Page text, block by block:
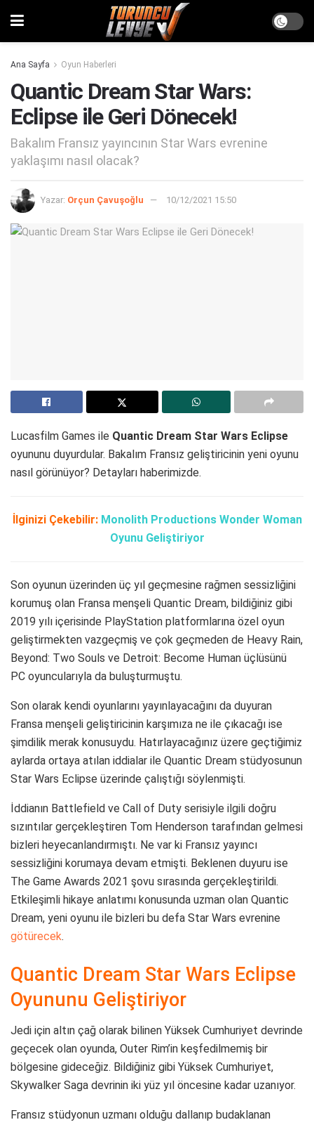
Ana Sayfa Oyun Haberleri
Quantic Dream Star Wars:
Eclipse ile Geri Dönecek!
Bakalım Fransız yayıncının Star Wars evrenine
yaklaşımı nasıl olacak?
Yazar: Orçun Çavuşoğlu 10/12/2021 15:50
Lucasfilm Games ile Quantic Dream Star Wars Eclipse
oyununu duyurdular. Bakalım Fransız geliştiricinin yeni oyunu
nasıl görünüyor? Detayları haberimizde.
İlginizi Çekebilir: Monolith Productions Wonder Woman
Oyunu Geliştiriyor
Son oyunun üzerinden üç yıl geçmesine rağmen sessizliğini
korumuş olan Fransa menşeli Quantic Dream, bildiğiniz gibi
2019 yılı içerisinde PlayStation platformlarına özel oyun
geliştirmekten vazgeçmiş ve çok geçmeden de Heavy Rain,
Beyond: Two Souls ve Detroit: Become Human üçlüsünü
PC oyuncularıyla da buluşturmuştu.
Son olarak kendi oyunlarını yayınlayacağını da duyuran
Fransa menşeli geliştiricinin karşımıza ne ile çıkacağı ise
şimdilik merak konusuydu. Hatırlayacağınız üzere geçtiğimiz
aylarda ortaya atılan iddialar ile Quantic Dream stüdyosunun
Star Wars Eclipse üzerinde çalıştığı söylenmişti.
İddianın Battlefield ve Call of Duty serisiyle ilgili doğru
sızıntılar gerçekleştiren Tom Henderson tarafından gelmesi
bizleri heyecanlandırmıştı. Ne var ki Fransız yayıncı
sessizliğini korumaya devam etmişti. Beklenen duyuru ise
The Game Awards 2021 şovu sırasında gerçekleştirildi.
Etkileşimli hikaye anlatımı konusunda uzman olan Quantic
Dream, yeni oyunu ile bizleri bu defa Star Wars evrenine
götürecek.
Quantic Dream Star Wars Eclipse
Oyununu Geliştiriyor
Jedi için altın çağ olarak bilinen Yüksek Cumhuriyet devrinde
geçecek olan oyunda, Outer Rim’in keşfedilmemiş bir
bölgesine gideceğiz. Bildiğiniz gibi Yüksek Cumhuriyet,
Skywalker Saga devrinin iki yüz yıl öncesine kadar uzanıyor.
Fransız stüdyonun uzmanı olduğu dallanıp budaklanan